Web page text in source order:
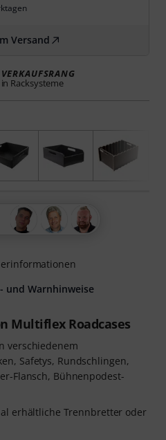
Multiflex Roadcases
verschiedenem
Safetys, Rundschlingen,
Flansch, Bühnenpodest-
erhältliche Trennbretter oder
Versand
VERKAUFSRANG
in Racksysteme
und Warnhinweise